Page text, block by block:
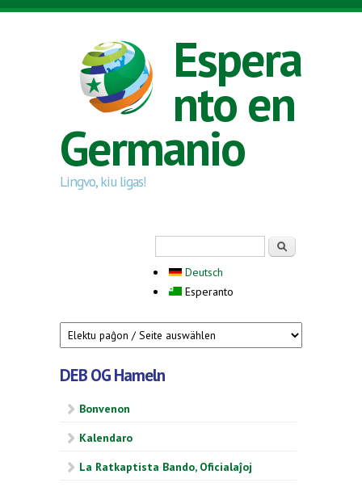
Skip to main content
Espera
nto en
Germanio
Lingvo, kiu ligas!
Deutsch
Esperanto
DEB OG Hameln
Bonvenon
Kalendaro
La Ratkaptista Bando, Oficialaĵoj